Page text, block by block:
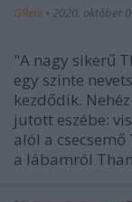
GReni • 2020. október
"A nagy sikerű
egy szinte
kezdődik.
jutott eszébe:
alól a
a lábamról